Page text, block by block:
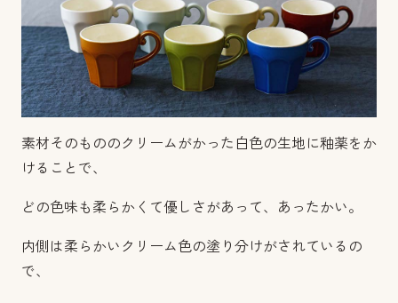
素材そのもののクリームがかった白色の生地に釉薬をか
けることで、
どの色味も柔らかくて優しさがあって、あったかい。
内側は柔らかいクリーム色の塗り分けがされているの
で、